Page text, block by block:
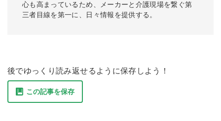
心も高まっているため、メーカーと介護現場を繋ぐ第
三者目線を第一に、日々情報を提供する。
後でゆっくり読み返せるように保存しよう！
この記事を保存